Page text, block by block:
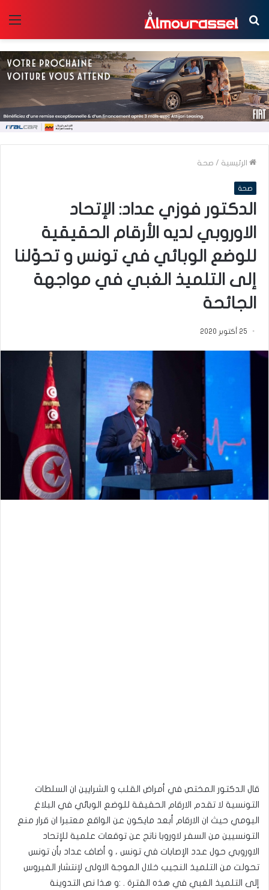
بحث
عن
الرئيسية / صحة
صحة
الدكتور فوزي عداد: الإتحاد
الاوروبي لديه الأرقام الحقيقية
للوضع الوبائي في تونس و تحوّلنا
إلى التلميذ الغبي في مواجهة
الجائحة
25 أكتوبر 2020
قال الدكتور المختص في أمراض القلب و الشرايين ان السلطات
التونسية لا تقدم الارقام الحقيقة للوضع الوبائي في البلاغ
اليومي حيث ان الارقام أبعد مايكون عن الواقع معتبرا ان قرار منع
التونسيين من السفر لاوروبا ناتج عن توقعات علمية للإتحاد
الاوروبي حول عدد الإصابات في تونس ، و أضاف عداد بأن تونس
تحولت من التلميذ النجيب خلال الموجة الاولى لإنتشار الفيروس
إلى التلميذ الغبي في هذه الفترة . :و هذا نص التدوينة